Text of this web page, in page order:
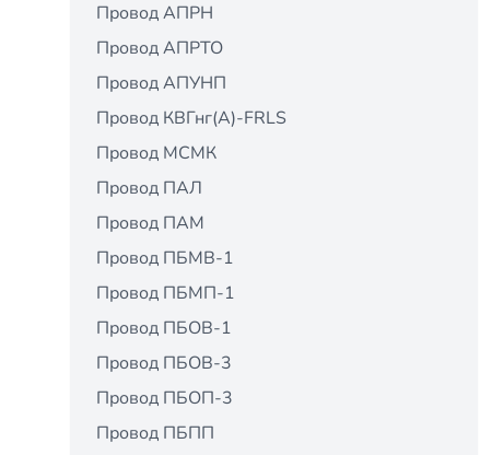
Провод АПРН
Провод АПРТО
Провод АПУНП
Провод КВГнг(А)-FRLS
Провод МСМК
Провод ПАЛ
Провод ПАМ
Провод ПБМВ-1
Провод ПБМП-1
Провод ПБОВ-1
Провод ПБОВ-3
Провод ПБОП-3
Провод ПБПП